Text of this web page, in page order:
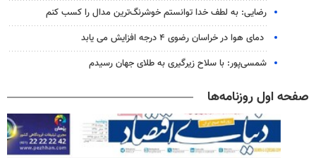
رضایی: به لطف خدا توانستم خوشرنگ‌ترین مدال را کسب کنم
دمای هوا در خراسان رضوی ۴ درجه افزایش می یابد
شمسی‌پور: با سلاح زیرگیری به طلای جهان رسیدم
صفحه اول روزنامه‌ها